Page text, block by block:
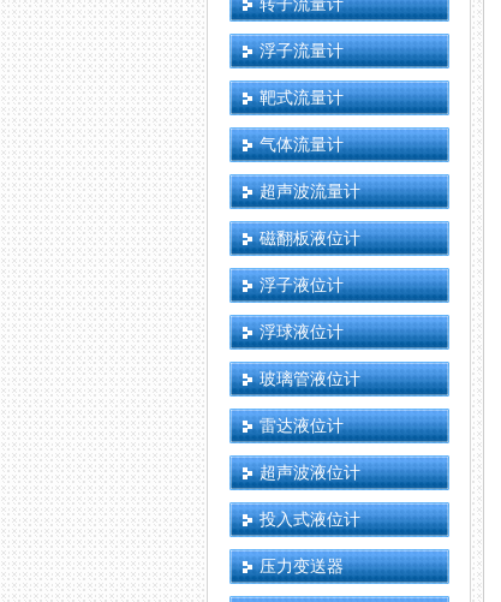
浮子流量计
靶式流量计
气体流量计
超声波流量计
磁翻板液位计
浮子液位计
浮球液位计
玻璃管液位计
雷达液位计
超声波液位计
投入式液位计
压力变送器